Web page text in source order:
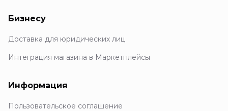
Бизнесу
Доставка для юридических лиц
Интеграция магазина в Маркетплейсы
Информация
Пользовательское соглашение